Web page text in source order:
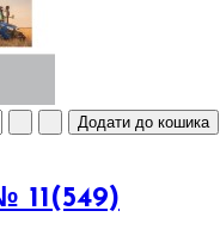
11(549)